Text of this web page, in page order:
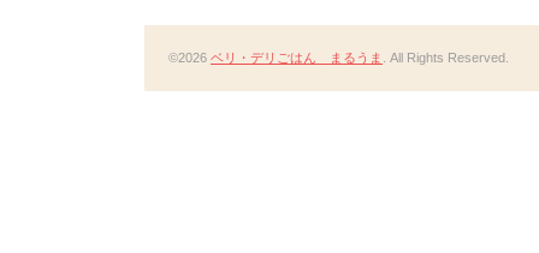
©2026 ベリ・デリごはん まるうま . All Rights Reserved.